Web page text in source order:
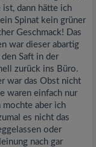
ist, dann hätte ich
Spinat kein grüner
Geschmack! Das
war dieser abartig
Saft in der
zurück ins Büro.
war das Obst nicht
waren einfach nur
mochte aber ich
es nicht das
oder
nach gar